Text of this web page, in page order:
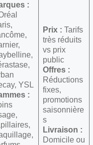
:
YSL
:
Prix : Tarifs
très réduits
vs prix
public
Offres :
Réductions
fixes,
promotions
saisonnière
s
Livraison :
Domicile ou